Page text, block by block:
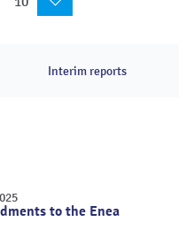
Interim reports
to the Enea